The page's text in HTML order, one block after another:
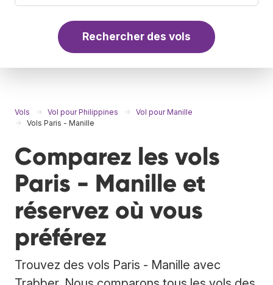
Rechercher des vols
Vols Vol pour Philippines
Vol pour Manille
Vols Paris - Manille
Comparez les vols
Paris - Manille et
réservez où vous
préférez
Trouvez des vols Paris - Manille avec